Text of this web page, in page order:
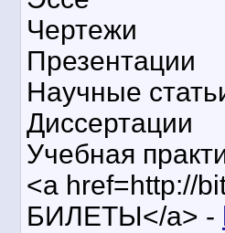
Чертежи
Презентации
Научные
Диссертации
Учебная
<a href=http://
БИЛЕТЫ</a> -